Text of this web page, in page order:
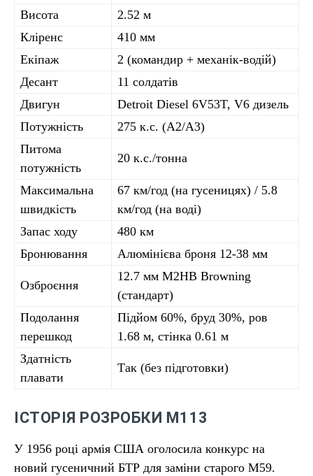
Висота
2.52 м
Кліренс
410 мм
Екіпаж
2 (командир + механік-водій)
Десант
11 солдатів
Двигун
Detroit Diesel 6V53T, V6 дизель
Потужність
275 к.с. (A2/A3)
Питома
потужність
20 к.с./тонна
Максимальна
швидкість
67 км/год (на гусеницях) / 5.8
км/год (на воді)
Запас ходу
480 км
Бронювання
Алюмінієва броня 12-38 мм
Озброєння
12.7 мм M2HB Browning
(стандарт)
Подолання
перешкод
Підйом 60%, бруд 30%, ров
1.68 м, стінка 0.61 м
Здатність
плавати
Так (без підготовки)
ІСТОРІЯ РОЗРОБКИ М113
У 1956 році армія США оголосила конкурс на
новий гусеничний БТР для заміни старого М59.